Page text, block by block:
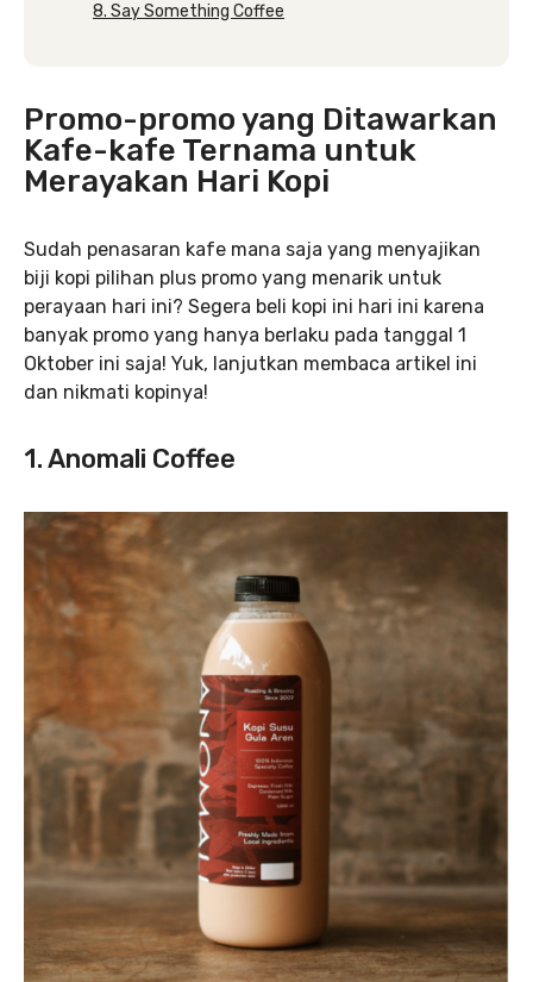
8. Say Something Coffee
Promo-promo yang Ditawarkan
Kafe-kafe Ternama untuk
Merayakan Hari Kopi
Sudah penasaran kafe mana saja yang menyajikan
biji kopi pilihan plus promo yang menarik untuk
perayaan hari ini? Segera beli kopi ini hari ini karena
banyak promo yang hanya berlaku pada tanggal 1
Oktober ini saja! Yuk, lanjutkan membaca artikel ini
dan nikmati kopinya!
1. Anomali Coffee